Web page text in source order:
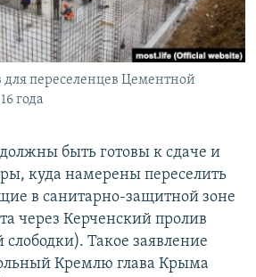
КРЫМА
для переселенцев Цементной
года
быть готовы к сдаче и
куда намерены переселить
в санитарно-защитной зоне
через Керченский пролив
Такое заявление
Кремлю глава Крыма